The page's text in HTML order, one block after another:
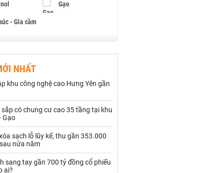
Gạo
- Gia cầm
khác Mắc ca
Ngũ cốc
- Hạt nhựa
NHẤT
khu công nghệ cao Hưng Yên gần
sắp có chung cư cao 35 tầng tại khu
Gạo
sạch lỗ lũy kế, thu gần 353.000
nửa năm
sang tay gần 700 tỷ đồng cổ phiếu
ai?